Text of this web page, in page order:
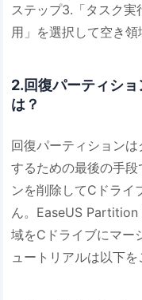
ステップ3.「タスク
用」を選択して空き領
2.回復パーティシ
は？
回復パーティション
するための最後の手
ンを削除してCドライ
ん。EaseUS
域をCドライブにマー
ュートリアルは以下を